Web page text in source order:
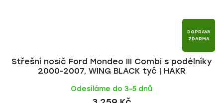
DOPRAVA
ZDARMA
Střešní nosič Ford Mondeo III Combi s podélníky
2000-2007, WING BLACK tyč | HAKR
Odesíláme do 3-5 dnů